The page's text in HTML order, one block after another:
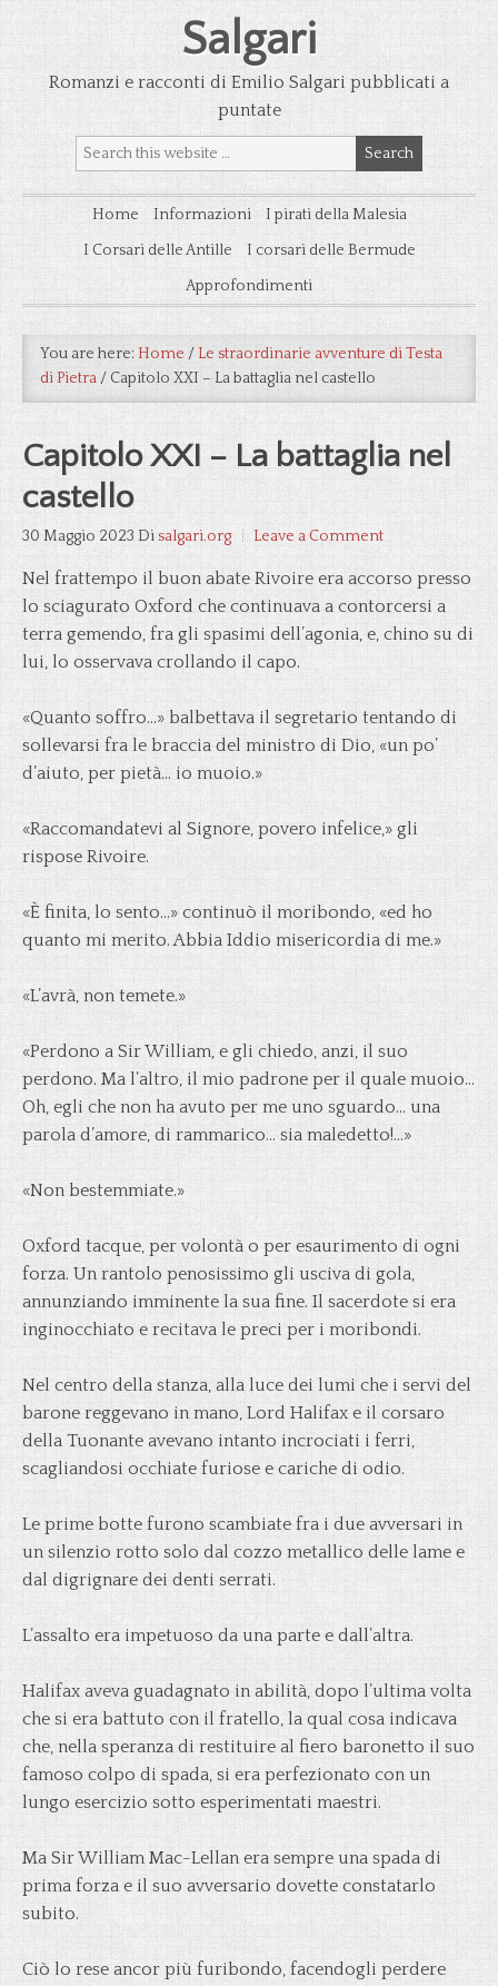
Salgari
Romanzi e racconti di Emilio Salgari pubblicati a
puntate
Home Informazioni
I pirati della Malesia
I Corsari delle Antille
I corsari delle Bermude
Approfondimenti
You are here: Home /Le straordinarie avventure di Testa
di Pietra / Capitolo XXI – La battaglia nel castello
Capitolo XXI – La battaglia nel
castello
30 Maggio 2023 Di salgari.org Leave a Comment
Nel frattempo il buon abate Rivoire era accorso presso
lo sciagurato Oxford che continuava a contorcersi a
terra gemendo, fra gli spasimi dell’agonia, e, chino su di
lui, lo osservava crollando il capo.
«Quanto soffro…» balbettava il segretario tentando di
sollevarsi fra le braccia del ministro di Dio, «un po’
d’aiuto, per pietà… io muoio.»
«Raccomandatevi al Signore, povero infelice,» gli
rispose Rivoire.
«È finita, lo sento…» continuò il moribondo, «ed ho
quanto mi merito. Abbia Iddio misericordia di me.»
«L’avrà, non temete.»
«Perdono a Sir William, e gli chiedo, anzi, il suo
perdono. Ma l’altro, il mio padrone per il quale muoio…
Oh, egli che non ha avuto per me uno sguardo… una
parola d’amore, di rammarico… sia maledetto!…»
«Non bestemmiate.»
Oxford tacque, per volontà o per esaurimento di ogni
forza. Un rantolo penosissimo gli usciva di gola,
annunziando imminente la sua fine. Il sacerdote si era
inginocchiato e recitava le preci per i moribondi.
Nel centro della stanza, alla luce dei lumi che i servi del
barone reggevano in mano, Lord Halifax e il corsaro
della Tuonante avevano intanto incrociati i ferri,
scagliandosi occhiate furiose e cariche di odio.
Le prime botte furono scambiate fra i due avversari in
un silenzio rotto solo dal cozzo metallico delle lame e
dal digrignare dei denti serrati.
L’assalto era impetuoso da una parte e dall’altra.
Halifax aveva guadagnato in abilità, dopo l’ultima volta
che si era battuto con il fratello, la qual cosa indicava
che, nella speranza di restituire al fiero baronetto il suo
famoso colpo di spada, si era perfezionato con un
lungo esercizio sotto esperimentati maestri.
Ma Sir William Mac-Lellan era sempre una spada di
prima forza e il suo avversario dovette constatarlo
subito.
Ciò lo rese ancor più furibondo, facendogli perdere